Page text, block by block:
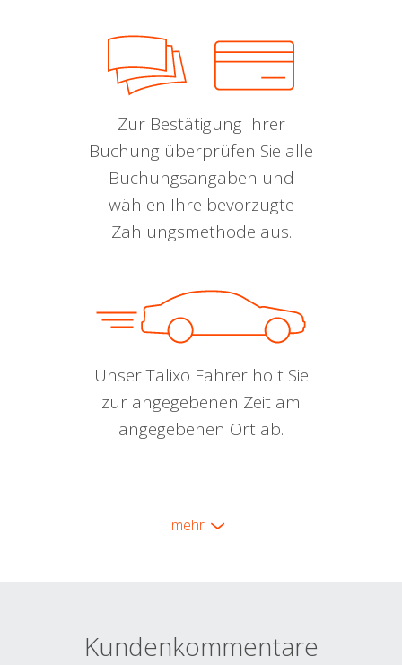
Zur Bestätigung Ihrer
Buchung überprüfen Sie alle
Buchungsangaben und
wählen Ihre bevorzugte
Zahlungsmethode aus.
Unser Talixo Fahrer holt Sie
zur angegebenen Zeit am
angegebenen Ort ab.
mehr
Kundenkommentare